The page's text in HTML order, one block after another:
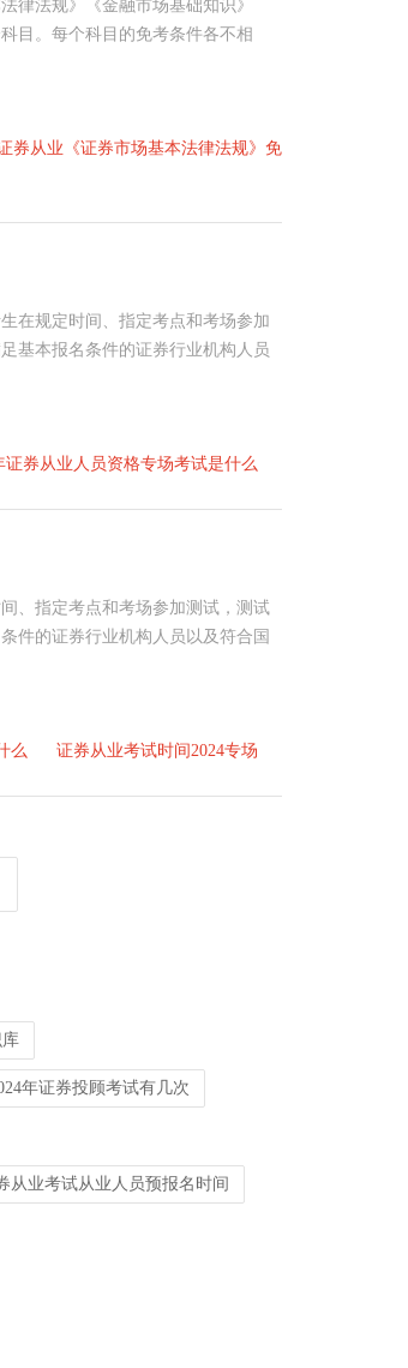
律法规》《金融市场基础知识》
目。每个科目的免考条件各不相
券从业《证券市场基本法律法规》免
在规定时间、指定考点和考场参加
基本报名条件的证券行业机构人员
证券从业人员资格专场考试是什么
、指定考点和考场参加测试，测试
件的证券行业机构人员以及符合国
么 证券从业考试时间2024专场
年证券投顾考试有几次
从业考试从业人员预报名时间